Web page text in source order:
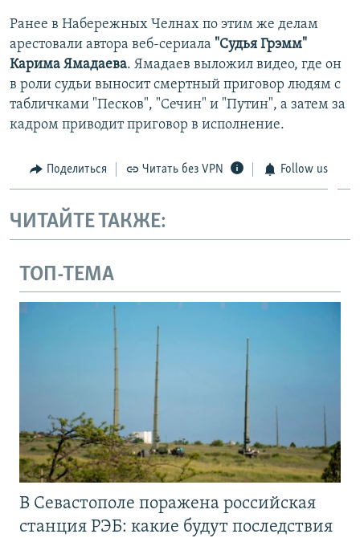
Ранее в Набережных Челнах по этим же делам
арестовали автора веб-сериала "Судья Грэмм"
Карима Ямадаева. Ямадаев выложил видео, где он
в роли судьи выносит смертный приговор людям с
табличками "Песков", "Сечин" и "Путин", а затем за
кадром приводит приговор в исполнение.
Поделиться Читать без VPN Follow us
ЧИТАЙТЕ ТАКЖЕ:
ТОП-ТЕМА
В Севастополе поражена российская
станция РЭБ: какие будут последствия